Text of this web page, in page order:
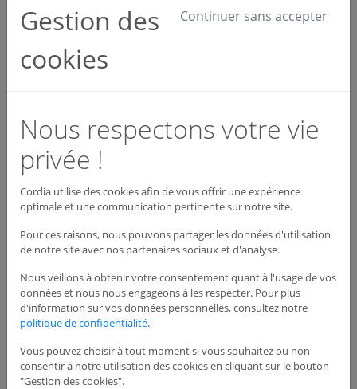
Email et téléphone *
Activité *
Adresse du siège de l'entreprise
Adresse *
Adresse suite
Gestion des
cookies
Continuer sans accepter
Nous respectons votre vie
privée !
Cordia utilise des cookies afin de vous offrir une expérience
optimale et une communication pertinente sur notre site.
Pour ces raisons, nous pouvons partager les données d'utilisation
de notre site avec nos partenaires sociaux et d'analyse.
Nous veillons à obtenir votre consentement quant à l'usage de vos
données et nous nous engageons à les respecter. Pour plus
d'information sur vos données personnelles, consultez notre
politique de confidentialité.
Vous pouvez choisir à tout moment si vous souhaitez ou non
consentir à notre utilisation des cookies en cliquant sur le bouton
"Gestion des cookies".